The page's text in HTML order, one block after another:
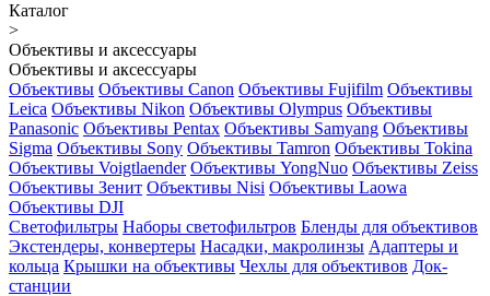
Каталог
>
Объективы и аксессуары
Объективы и аксессуары
Объективы Объективы Canon Объективы Fujifilm Объективы
Leica Объективы Nikon Объективы Olympus Объективы
Panasonic Объективы Pentax Объективы Samyang Объективы
Sigma Объективы Sony Объективы Tamron Объективы Tokina
Объективы Voigtlaender Объективы YongNuo Объективы Zeiss
Объективы Зенит Объективы Nisi Объективы Laowa
Объективы DJI
Светофильтры Наборы светофильтров Бленды для объективов
Экстендеры, конвертеры Насадки, макролинзы Адаптеры и
кольца Крышки на объективы Чехлы для объективов Док-
станции